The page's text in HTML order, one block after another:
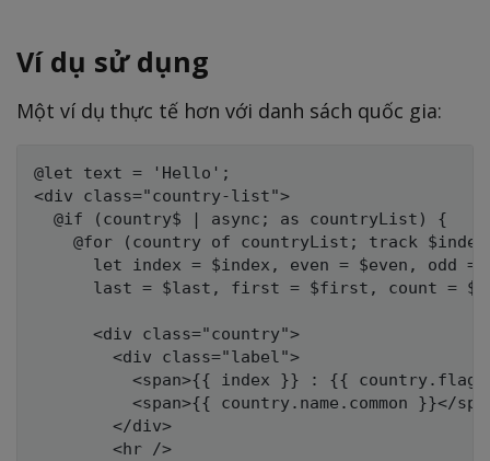
Ví dụ sử dụng
Một ví dụ thực tế hơn với danh sách quốc gia:
@let text = 'Hello';
<div class="country-list">
  @if (country$ | async; as countryList) {
@for (country of countryList; track
let index = $index, even = $even, odd =
last = $last, first = $first, count =
      <div class="country">
        <div class="label">
<span>{{ index }} : {{ country.flag
<span>{{ country.name.common }}</
        </div>
        <hr />